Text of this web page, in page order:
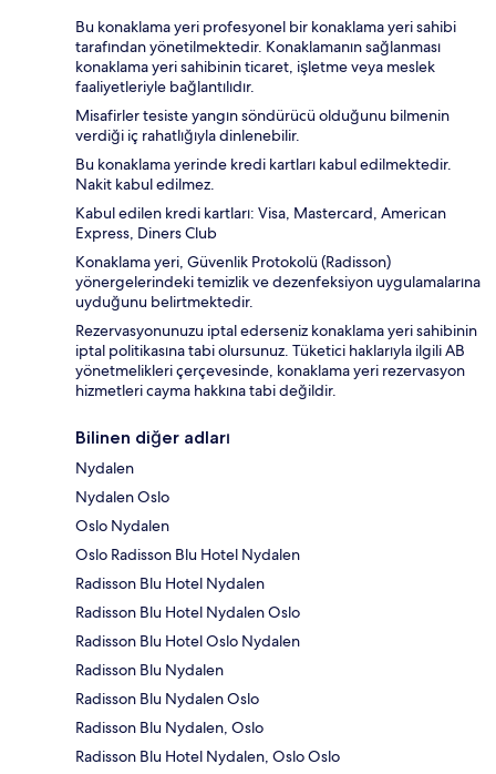
Bu konaklama yeri profesyonel bir konaklama yeri sahibi
tarafından yönetilmektedir. Konaklamanın sağlanması
konaklama yeri sahibinin ticaret, işletme veya meslek
faaliyetleriyle bağlantılıdır.
Misafirler tesiste yangın söndürücü olduğunu bilmenin
verdiği iç rahatlığıyla dinlenebilir.
Bu konaklama yerinde kredi kartları kabul edilmektedir.
Nakit kabul edilmez.
Kabul edilen kredi kartları: Visa, Mastercard, American
Express, Diners Club
Konaklama yeri, Güvenlik Protokolü (Radisson)
yönergelerindeki temizlik ve dezenfeksiyon uygulamalarına
uyduğunu belirtmektedir.
Rezervasyonunuzu iptal ederseniz konaklama yeri sahibinin
iptal politikasına tabi olursunuz. Tüketici haklarıyla ilgili AB
yönetmelikleri çerçevesinde, konaklama yeri rezervasyon
hizmetleri cayma hakkına tabi değildir.
Bilinen diğer adları
Nydalen
Nydalen Oslo
Oslo Nydalen
Oslo Radisson Blu Hotel Nydalen
Radisson Blu Hotel Nydalen
Radisson Blu Hotel Nydalen Oslo
Radisson Blu Hotel Oslo Nydalen
Radisson Blu Nydalen
Radisson Blu Nydalen Oslo
Radisson Blu Nydalen, Oslo
Radisson Blu Hotel Nydalen, Oslo Oslo